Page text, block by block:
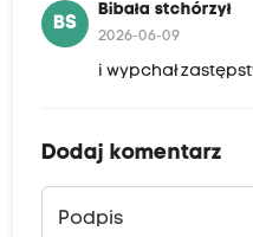
BS
Bibała stchórzył
2026-06-09
i wypchał
Dodaj komentarz
Podpis